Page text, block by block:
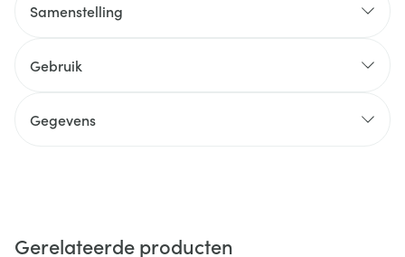
Samenstelling
Gebruik
Gegevens
Gerelateerde producten